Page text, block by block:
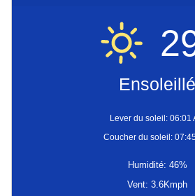
Ensoleillé
Lever du soleil: 06:01
Coucher du soleil:
Humidité: 46%
Vent: 3.6Kmph